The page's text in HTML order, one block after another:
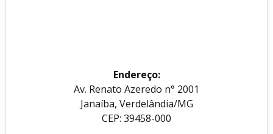
Endereço:
Av. Renato Azeredo n° 2001
Janaíba, Verdelândia/MG
CEP: 39458-000